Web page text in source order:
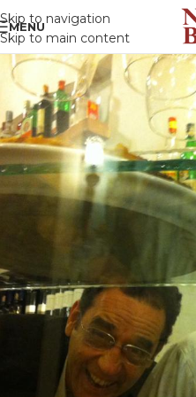
Skip to navigation
Skip to main content
MENU